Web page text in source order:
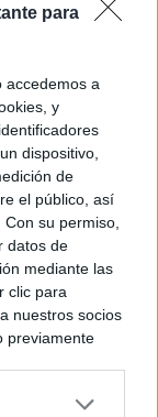
para
accedemos a
y
dispositivo,
de
el público, así
su permiso,
datos de
mediante las
clic para
nuestros socios
previamente
algún